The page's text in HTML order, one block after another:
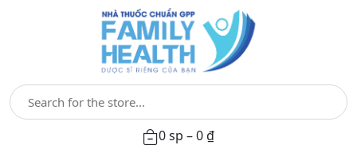
0 sp –0₫